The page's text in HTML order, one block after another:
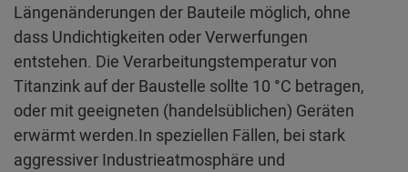
Längenänderungen der Bauteile möglich, ohne
dass Undichtigkeiten oder Verwerfungen
entstehen. Die Verarbeitungstemperatur von
Titanzink auf der Baustelle sollte 10 °C betragen,
oder mit geeigneten (handelsüblichen) Geräten
erwärmt werden.In speziellen Fällen, bei stark
aggressiver Industrieatmosphäre und